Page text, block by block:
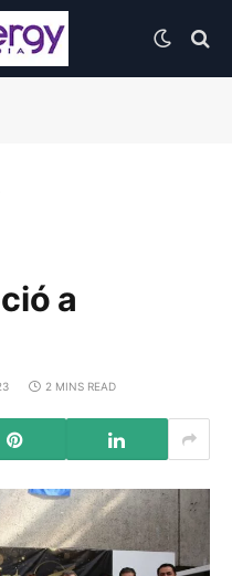
a
2 MINS READ